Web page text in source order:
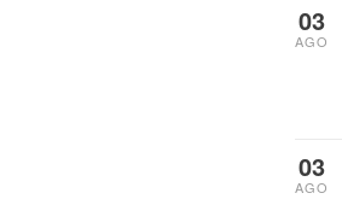
03
AGO
03
AGO